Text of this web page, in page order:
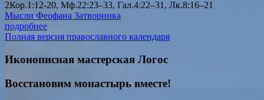
2Кор.1:12-20, Мф.22:23–33, Гал.4:22–31, Лк.8:16–21
Мысли Феофана Затворника
подробнее
Полная версия православного календаря
Иконописная мастерская Логос
Восстановим монастырь вместе!